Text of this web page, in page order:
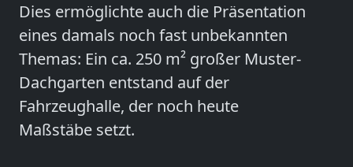
Dies ermöglichte auch die Präsentation
eines damals noch fast unbekannten
Themas: Ein ca. 250 m² großer Muster-
Dachgarten entstand auf der
Fahrzeughalle, der noch heute
Maßstäbe setzt.